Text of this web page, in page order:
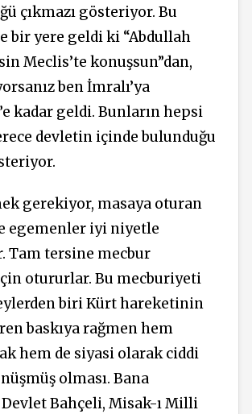
çıkmazı gösteriyor. Bu
bir yere geldi ki “Abdullah
Meclis’te konuşsun”dan,
ben İmralı’ya
kadar geldi. Bunların hepsi
devletin içinde bulunduğu
gerekiyor, masaya oturan
egemenler iyi niyetle
Tam tersine mecbur
otururlar. Bu mecburiyeti
biri Kürt hareketinin
baskıya rağmen hem
hem de siyasi olarak ciddi
olması. Bana
Devlet Bahçeli, Misak-ı Milli